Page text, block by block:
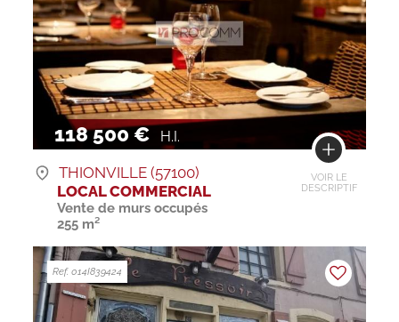
118 500 € H.I.
VOIR LE
DESCRIPTIF
THIONVILLE (57100)
LOCAL COMMERCIAL
Vente de murs occupés
255 m²
Ref. 014I839424